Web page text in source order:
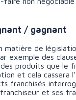
/ gagnant
matière de
exemple des
produits que le
et cela cassera
franchisés
et ses